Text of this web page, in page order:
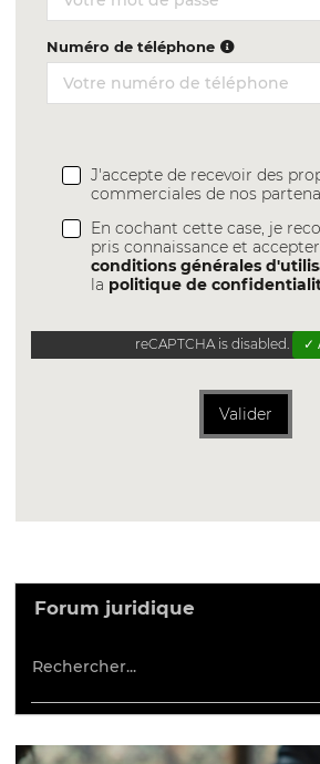
Numéro de téléphone
J'accepte de recevoir des
commerciales de nos
En cochant cette case, je
pris connaissance et
conditions générales
la politique de
reCAPTCHA is disabled. ✓
Valider
Forum juridique